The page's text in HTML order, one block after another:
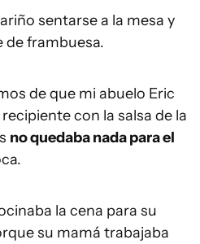
sentarse a la mesa y
de frambuesa.
de que mi abuelo Eric
con la salsa de la
no quedaba nada para el
la cena para su
su mamá trabajaba